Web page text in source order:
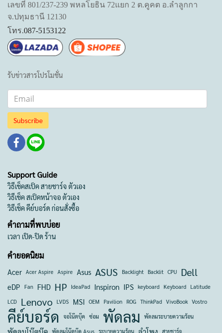
เลขที่ 801/237-239 พหลโยธิน 72แยก 2 ต.คูคต อ.ลำลูกกา
จ.ปทุมธานี 12130
โทร.087-5153122
รับข่าวสารโปรโมชั่น
Subscribe
Support Guide
วิธีเช็คสเป็ค สายชาร์จ ตัวเอง
วิธีเช็ค สเป็คหน้าจอ ตัวเอง
วิธีเช็ค คีย์บอร์ด ก่อนสั่งซื้อ
คำถามที่พบบ่อย
เวลา เปิด-ปิด ร้าน
คำยอดนิยม
Acer Acer Aspire Aspire Asus ASUS Backlight Backlit CPU Dell
eDP Fan FHD HP IdeaPad Inspiron IPS keyboard Keyboard Latitude
LCD Lenovo LVDS MSI OEM Pavilion ROG ThinkPad VivoBook Vostro
คีย์บอร์ด จอโน๊ตบุ๊ค ซ่อม พัดลม พัดลมระบายความร้อน
พัดลมโน๊ตบุ๊ค Asus ระบายความร้อน สายชาร์จ